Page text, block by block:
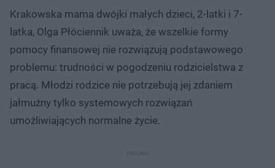
Krakowska mama dwójki małych dzieci, 2-latki i 7-
latka, Olga Płóciennik uważa, że wszelkie formy
pomocy finansowej nie rozwiązują podstawowego
problemu: trudności w pogodzeniu rodzicielstwa z
pracą. Młodzi rodzice nie potrzebują jej zdaniem
jałmużny tylko systemowych rozwiązań
umożliwiających normalne życie.